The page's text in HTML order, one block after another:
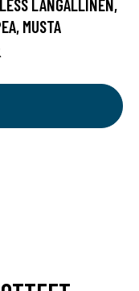
LANGALLINEN,
MUSTA